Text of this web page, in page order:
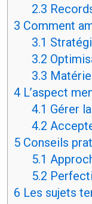
2.3
3 Comment
3.1
3.2
3.3
4L’aspect
4.1 Gérer
4.2
5Conseils
5.1
5.2
6 Les sujets